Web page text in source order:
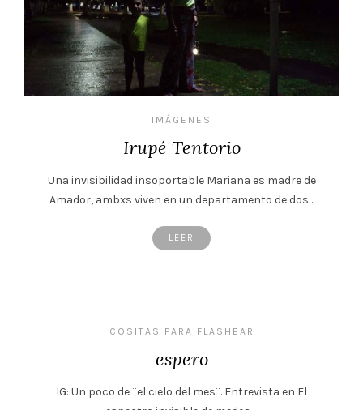
IMÁGENES
Irupé Tentorio
Una invisibilidad insoportable Mariana es madre de
Amador, ambxs viven en un departamento de dos…
LEER
COSITAS PARA FLASHEAR
espero
IG: Un poco de ¨el cielo del mes¨. Entrevista en El